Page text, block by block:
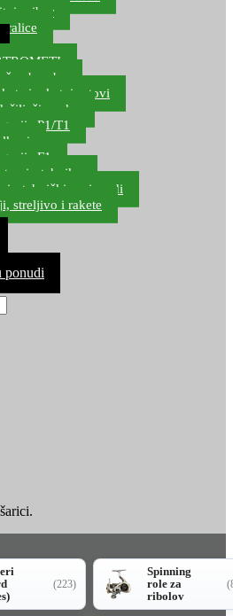
pribor
bombe
i raketni setovi
zvuka
P1/T1
F1
pirotehnika
proizvodi
streljivo i rakete
ponudi
(223)
Spinning
role za
ribolov